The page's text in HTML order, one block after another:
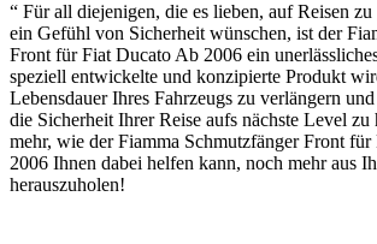
“ Für all diejenigen, die es lieben, auf Reisen zu
ein Gefühl von Sicherheit wünschen, ist der
Front für Fiat Ducato Ab 2006 ein
speziell entwickelte und konzipierte Produkt
Lebensdauer Ihres Fahrzeugs zu verlängern
die Sicherheit Ihrer Reise aufs nächste Level zu
mehr, wie der Fiamma Schmutzfänger Front
2006 Ihnen dabei helfen kann, noch mehr aus
herauszuholen!